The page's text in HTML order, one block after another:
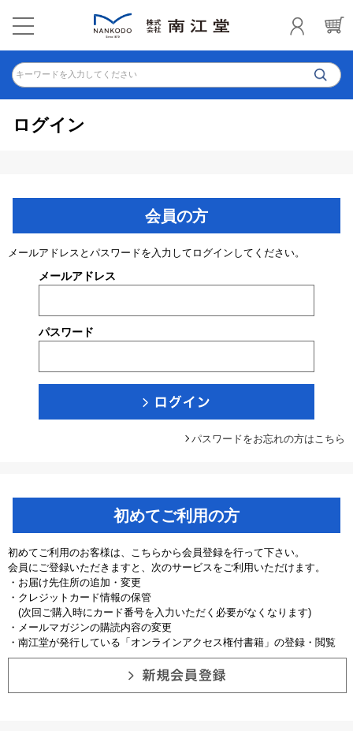
キーワードを入力してください
ログイン
会員の方
メールアドレスとパスワードを入力してログインしてください。
メールアドレス
パスワード
パスワードをお忘れの方はこちら
初めてご利用の方
初めてご利用のお客様は、こちらから会員登録を行って下さい。
会員にご登録いただきますと、次のサービスをご利用いただけます。
・お届け先住所の追加・変更
・クレジットカード情報の保管
(次回ご購入時にカード番号を入力いただく必要がなくなります)
・メールマガジンの購読内容の変更
・南江堂が発行している「オンラインアクセス権付書籍」の登録・閲覧